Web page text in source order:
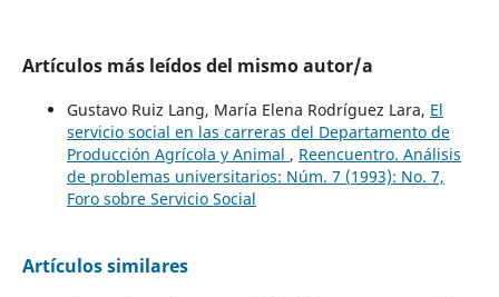
Artículos más leídos del mismo autor/a
Gustavo Ruiz Lang, María Elena Rodríguez Lara, El
servicio social en las carreras del Departamento de
Producción Agrícola y Animal , Reencuentro. Análisis
de problemas universitarios: Núm. 7 (1993): No. 7,
Foro sobre Servicio Social
Artículos similares